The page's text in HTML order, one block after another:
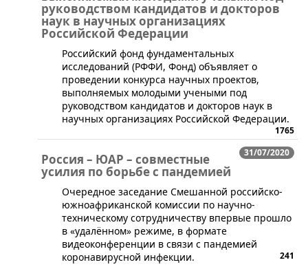
руководством кандидатов и докторов
наук в научных организациях
Российской Федерации
Российский фонд фундаментальных
исследований (РФФИ, Фонд) объявляет о
проведении конкурса научных проектов,
выполняемых молодыми учеными под
руководством кандидатов и докторов наук в
научных организациях Российской Федерации.
1765
31/07/2020
Россия – ЮАР – совместные
усилия по борьбе с пандемией
Очередное заседание Смешанной российско-
южноафриканской комиссии по научно-
техническому сотрудничеству впервые прошло
в «удалённом» режиме, в формате
видеоконференции в связи с пандемией
коронавирусной инфекции.
241